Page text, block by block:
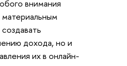
внимания
дохода, но и
их в онлайн-